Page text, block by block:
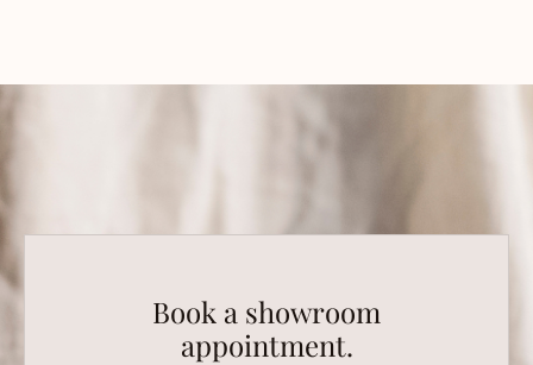
Book a showroom
appointment.